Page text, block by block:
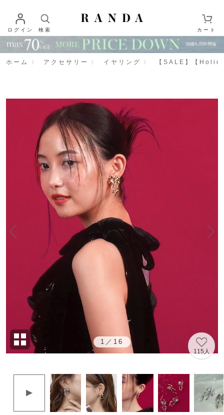
ログイン 検索 カート
ホーム アクセサリー イヤリング 【SALE】【
1 ／ 16
115人